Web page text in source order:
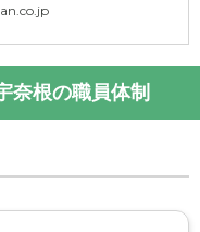
奈根の職員体制